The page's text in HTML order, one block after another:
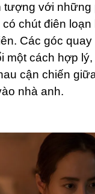
tượng với những
chút điên loạn
Các góc
một cách hợp
cận chiến
nhà anh.